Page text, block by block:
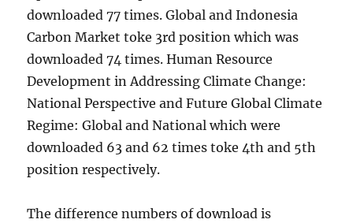
downloaded 77 times. Global and Indonesia
Carbon Market toke 3rd position which was
downloaded 74 times. Human Resource
Development in Addressing Climate Change:
National Perspective and Future Global Climate
Regime: Global and National which were
downloaded 63 and 62 times toke 4th and 5th
position respectively.
The difference numbers of download is